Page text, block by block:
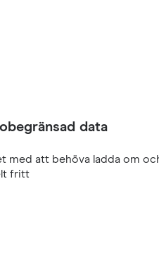
data
med att behöva ladda om
fritt